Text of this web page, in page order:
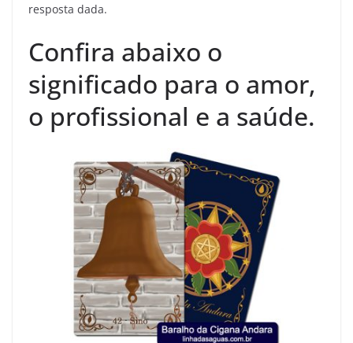
resposta dada.
Confira abaixo o
significado para o amor,
o profissional e a saúde.